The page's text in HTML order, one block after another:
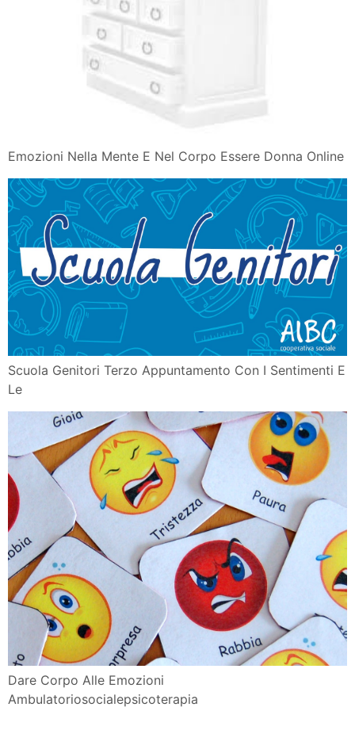
Alla Ricerca Di Spinoza Emozioni Sentimenti E Cervello
Emozioni Nella Mente E Nel Corpo Essere Donna Online
Scuola Genitori Terzo Appuntamento Con I Sentimenti E
Le